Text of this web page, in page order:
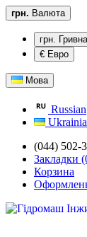
грн. Валюта
грн. Гривна
€ Евро
Мова
Russian
(044) 502-
Закладки
Корзина